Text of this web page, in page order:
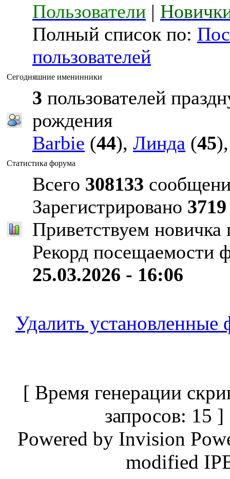
Пользователи |
Полный список по:
пользователей
Сегодняшние именинники
3 пользователей
рождения
Barbie (44), Линда (45
Статистика форума
Всего 308133
Зарегистрировано 3719
Приветствуем
Рекорд посещаемости
25.03.2026 - 16:06
Удалить
[ Время генерации
запросов:
Powered by Invision
modified